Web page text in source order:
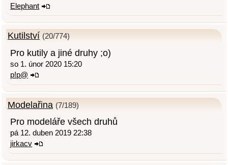
Elephant
Kutilství (20/774)
Pro kutily a jiné druhy ;o)
so 1. únor 2020 15:20
p!p@
Modelařina (7/189)
Pro modeláře všech druhů
pá 12. duben 2019 22:38
jirkacv